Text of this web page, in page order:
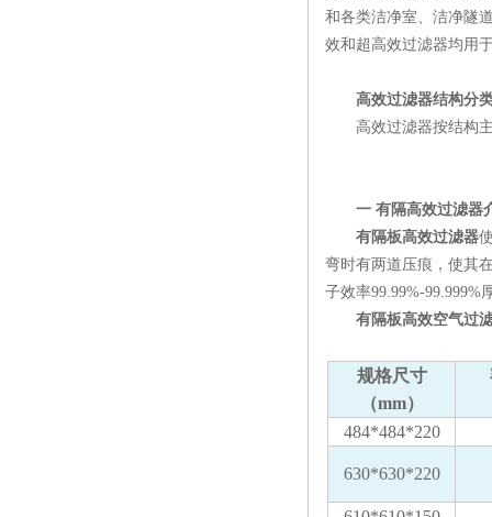
和各类洁净室、洁净隧
效和超高效过滤器均用
高效过滤器结构分
高效过滤器按结构主
一 有隔高效过滤器
有隔板高效过滤器
弯时有两道压痕，使其
子效率99.99%-
有隔板高效空气过
规格尺寸
（mm）
484*484*220
630*630*220